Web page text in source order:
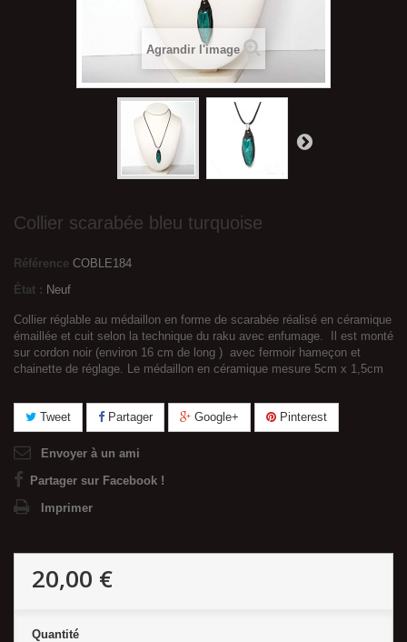
Agrandir l'image
Collier scarabée bleu turquoise
Référence COBLE184
État : Neuf
Collier réglable au médaillon en forme de scarabée réalisé en céramique
émaillée et cuit selon la technique du raku avec enfumage. Il est monté
sur cordon noir (environ 16 cm de long ) avec fermoir hameçon et
chainette de réglage. Le médaillon en céramique mesure 5cm x 1,5cm
Tweet Partager Google+ Pinterest
Envoyer à un ami
Partager sur Facebook !
Imprimer
20,00 €
Quantité